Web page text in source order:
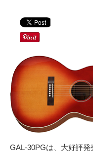
GAL-30PGは、大好評